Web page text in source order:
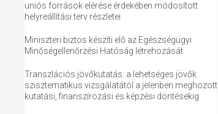
uniós források elérése érdekében módosított
helyreállítási terv részletei
Miniszteri biztos készíti elő az Egészségügyi
Minőségellenőrzési Hatóság létrehozását
Transzlációs jövőkutatás: a lehetséges jövők
szisztematikus vizsgálatától a jelenben meghozott
kutatási, finanszírozási és képzési döntésekig